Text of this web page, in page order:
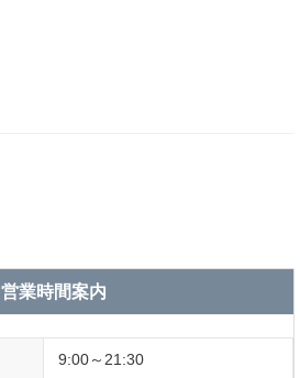
営業時間案内
9:00～21:30